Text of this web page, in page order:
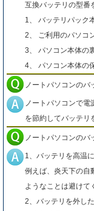
互換バッテリの型番
1、 バッテリパック
2、 ご利用のパソコ
3、 パソコン本体の
4、 パソコン本体の
ノートパソコンのバ
ノートパソコンで電
を節約してバッテリ
ノートパソコンのバ
1、バッテリを高温
例えば、炎天下の自
ようなことは避けて
2、バッテリを外し